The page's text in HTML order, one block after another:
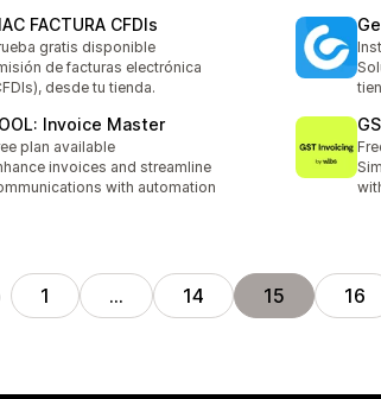
FACTURA CFDIs
gratis disponible
de facturas electrónica
desde tu tienda.
Invoice Master
plan available
invoices and streamline
with automation
1 … 14 15 16